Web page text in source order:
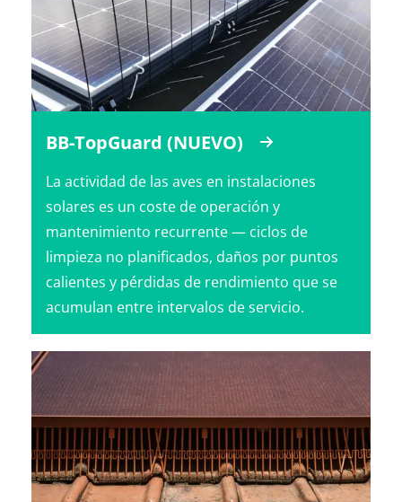
BB-TopGuard (NUEVO)
La actividad de las aves en instalaciones
solares es un coste de operación y
mantenimiento recurrente — ciclos de
limpieza no planificados, daños por puntos
calientes y pérdidas de rendimiento que se
acumulan entre intervalos de servicio.